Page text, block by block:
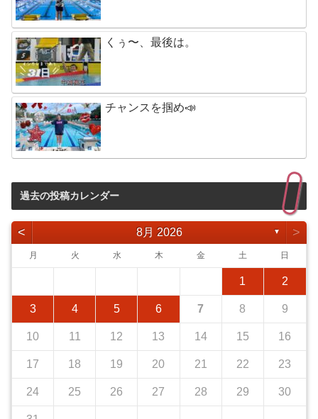
くぅ〜、最後は。
チャンスを掴め📣
過去の投稿カレンダー
< 8月 2026 ▼ >
月 火 水 木 金 土 日
1 2
3 4 5 6 7 8 9
10 11 12 13 14 15 16
17 18 19 20 21 22 23
24 25 26 27 28 29 30